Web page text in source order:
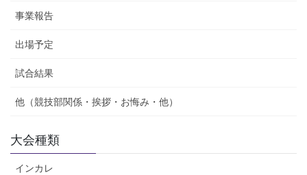
事業報告
出場予定
試合結果
他（競技部関係・挨拶・お悔み・他）
大会種類
インカレ